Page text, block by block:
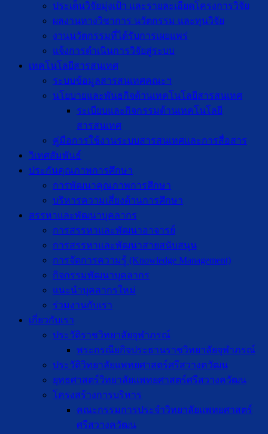
ประเด็นวิจัยมุ่งเป้า และรายละเอียดโครงการวิจัย
ผลงานทางวิชาการ นวัตกรรม และทุนวิจัย
งานนวัตกรรมที่ได้รับการเผยแพร่
แจ้งการดำเนินการวิจัยสู่ระบบ
เทคโนโลยีสารสนเทศ
ระบบข้อมูลสารสนเทศคณะฯ
นโยบายและพันธกิจด้านเทคโนโลยีสารสนเทศ
ระเบียบและกิจกรรมด้านเทคโนโลยี
สารสนเทศ
คู่มือการใช้งานระบบสารสนเทศและการสื่อสาร
วิเทศสัมพันธ์
ประกันคุณภาพการศึกษา
การพัฒนาคุณภาพการศึกษา
บริหารความเสี่ยงด้านการศึกษา
สรรหาและพัฒนาบุคลากร
การสรรหาและพัฒนาอาจารย์
การสรรหาและพัฒนาสายสนับสนุน
การจัดการความรู้ (Knowledge Management)
กิจกรรมพัฒนาบุคลากร
แนะนำบุคลากรใหม่
ร่วมงานกับเรา
เกี่ยวกับเรา
ประวัติราชวิทยาลัยจุฬาภรณ์
พระกรณียกิจประธานราชวิทยาลัยจุฬาภรณ์
ประวัติวิทยาลัยแพทยศาสตร์ศรีสวางควัฒน
ยุทธศาสตร์วิทยาลัยแพทยศาสตร์ศรีสวางควัฒน
โครงสร้างการบริหาร
คณะกรรมการประจำวิทยาลัยแพทยศาสตร์
ศรีสวางควัฒน